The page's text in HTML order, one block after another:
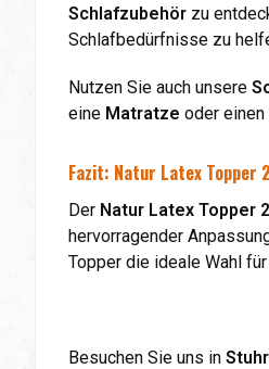
Schlafzubehör zu
Schlafbedürfnisse zu
Nutzen Sie auch unsere
eine Matratze oder einen
Fazit: Natur Latex
Der Natur Latex Topper
hervorragender
Topper die ideale Wahl
Besuchen Sie uns in